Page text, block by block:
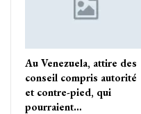
Au Venezuela, attire des
conseil compris autorité
et contre-pied, qui
pourraient…